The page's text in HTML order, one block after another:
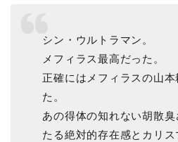
シン・ウルトラマン。
メフィラス最高だった。
正確にはメフィラスの山
た。
あの得体の知れない胡散
たる絶対的存在感とカリス